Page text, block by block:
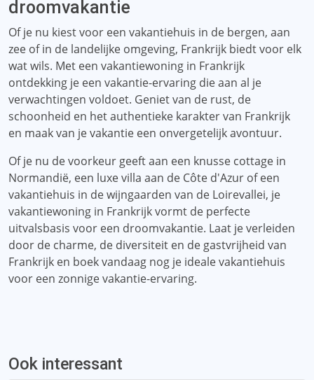
droomvakantie
Of je nu kiest voor een vakantiehuis in de bergen, aan
zee of in de landelijke omgeving, Frankrijk biedt voor elk
wat wils. Met een vakantiewoning in Frankrijk
ontdekking je een vakantie-ervaring die aan al je
verwachtingen voldoet. Geniet van de rust, de
schoonheid en het authentieke karakter van Frankrijk
en maak van je vakantie een onvergetelijk avontuur.
Of je nu de voorkeur geeft aan een knusse cottage in
Normandië, een luxe villa aan de Côte d'Azur of een
vakantiehuis in de wijngaarden van de Loirevallei, je
vakantiewoning in Frankrijk vormt de perfecte
uitvalsbasis voor een droomvakantie. Laat je verleiden
door de charme, de diversiteit en de gastvrijheid van
Frankrijk en boek vandaag nog je ideale vakantiehuis
voor een zonnige vakantie-ervaring.
Ook interessant